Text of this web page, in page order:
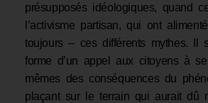
présupposés idéologiques, quand
l’activisme partisan, qui ont
toujours – ces différents mythes. Il
forme d’un appel aux citoyens à
mêmes des conséquences du
plaçant sur le terrain qui aurait dû